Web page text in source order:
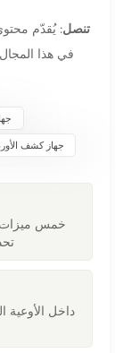
تنصل:يُقدّم
في هذا المجال
جهاز كشف
خمس ميزات